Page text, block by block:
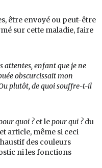
être envoyé ou peut-être
sur cette maladie, faire
attentes, enfantque jene
obscurcissaitmon
plutôt, dequoisouffre-t-il
ourquoi ? et lepourqui ? du
article, même si ceci
des couleurs
ni les fonctions